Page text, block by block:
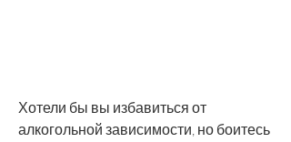
Хотели бы вы избавиться от
алкогольной зависимости, но боитесь